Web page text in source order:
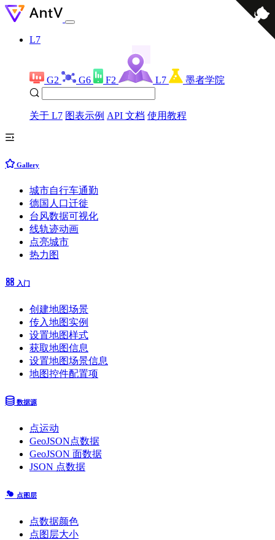
L7
G2 G6 F2 L7 墨者学院
关于 L7 图表示例 API 文档 使用教程
Gallery
城市自行车通勤
德国人口迁徙
台风数据可视化
线轨迹动画
点亮城市
热力图
入门
创建地图场景
传入地图实例
设置地图样式
获取地图信息
设置地图场景信息
地图控件配置项
数据源
点运动
GeoJSON点数据
GeoJSON 面数据
JSON 点数据
点图层
点数据颜色
点图层大小